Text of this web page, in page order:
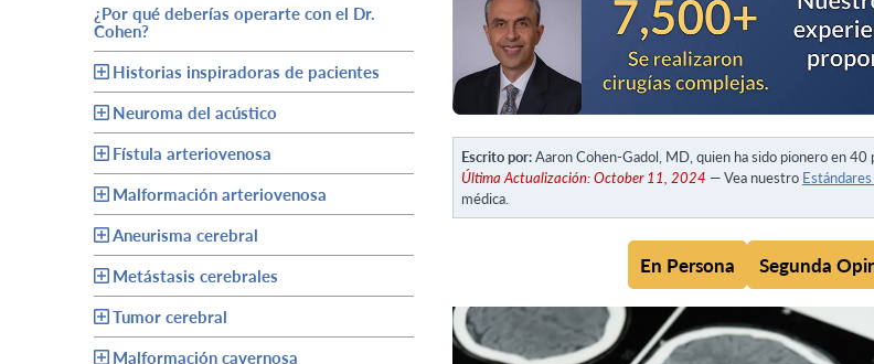
¿Por qué deberías operarte con el Dr.
Cohen?
Historias inspiradoras de pacientes
Neuroma del acústico
Fístula arteriovenosa
Malformación arteriovenosa
Aneurisma cerebral
Metástasis cerebrales
Tumor cerebral
Malformación cavernosa
Escrito por:Aaron Cohen-Gadol, MD, quien ha sido pionero en
Última Actualización: October 11, 2024 — Vea nuestro
médica.
En Persona Segunda